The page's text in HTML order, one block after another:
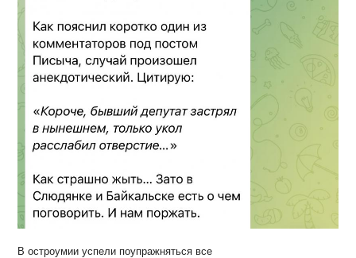
В остроумии успели поупражняться все